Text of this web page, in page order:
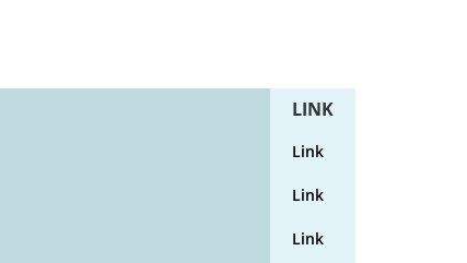
LINK
Link
Link
Link